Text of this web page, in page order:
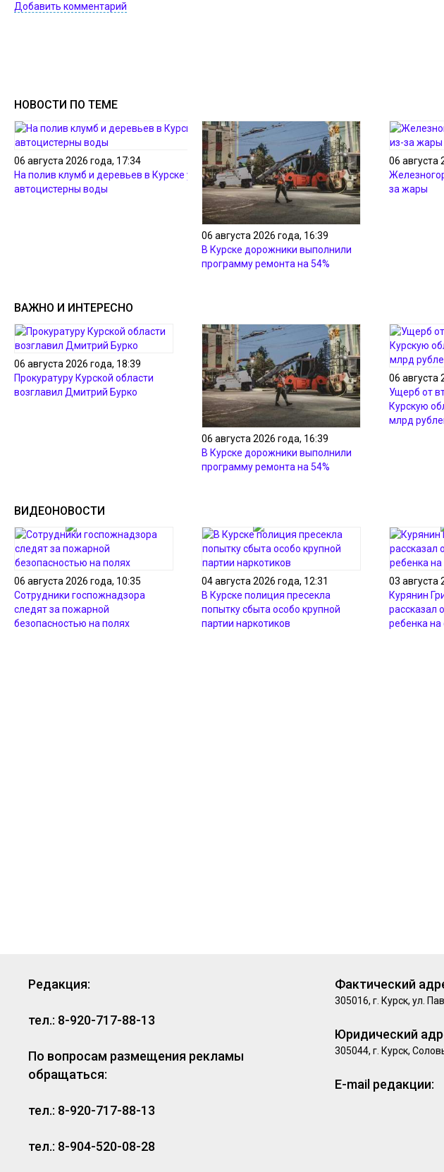
Добавить комментарий
НОВОСТИ ПО ТЕМЕ
06 августа 2026 года, 17:34
На полив клумб и деревьев в Курске ушло 34
автоцистерны воды
06 августа 2026 года, 16:39
В Курске дорожники выполнили
программу ремонта на 54%
06 августа
за жары
ВАЖНО И ИНТЕРЕСНО
06 августа 2026 года, 18:39
Прокуратуру Курской области
возглавил Дмитрий Бурко
06 августа 2026 года, 16:39
В Курске дорожники выполнили
программу ремонта на 54%
06 августа
Ущерб от
Курскую
млрд
ВИДЕОНОВОСТИ
06 августа 2026 года, 10:35
Сотрудники госпожнадзора
следят за пожарной
безопасностью на полях
04 августа 2026 года, 12:31
В Курске полиция пресекла
попытку сбыта особо крупной
партии наркотиков
03 августа
Курянин
рассказал
ребенка на
Редакция:
тел.: 8-920-717-88-13
По вопросам размещения рекламы
обращаться:
тел.: 8-920-717-88-13
тел.: 8-904-520-08-28
Фактический
305016, г. Курск, ул.
Юридический
305044, г. Курск,
E-mail редакции: